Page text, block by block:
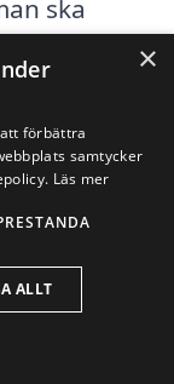
ska
de
redo
att
vilket
området
om
×
förbättra
samtycker
Läs mer
ALLT